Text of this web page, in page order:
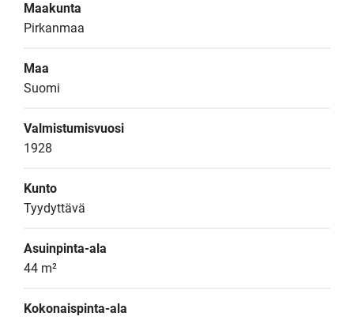
Maakunta
Pirkanmaa
Maa
Suomi
Valmistumisvuosi
1928
Kunto
Tyydyttävä
Asuinpinta-ala
44 m²
Kokonaispinta-ala